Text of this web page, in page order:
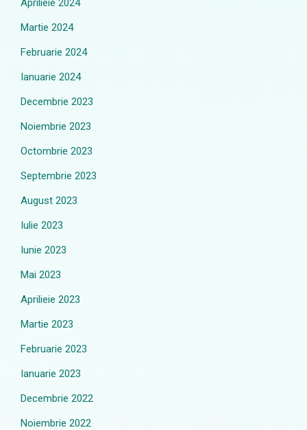
Aprilieie 2024
Martie 2024
Februarie 2024
Ianuarie 2024
Decembrie 2023
Noiembrie 2023
Octombrie 2023
Septembrie 2023
August 2023
Iulie 2023
Iunie 2023
Mai 2023
Aprilieie 2023
Martie 2023
Februarie 2023
Ianuarie 2023
Decembrie 2022
Noiembrie 2022